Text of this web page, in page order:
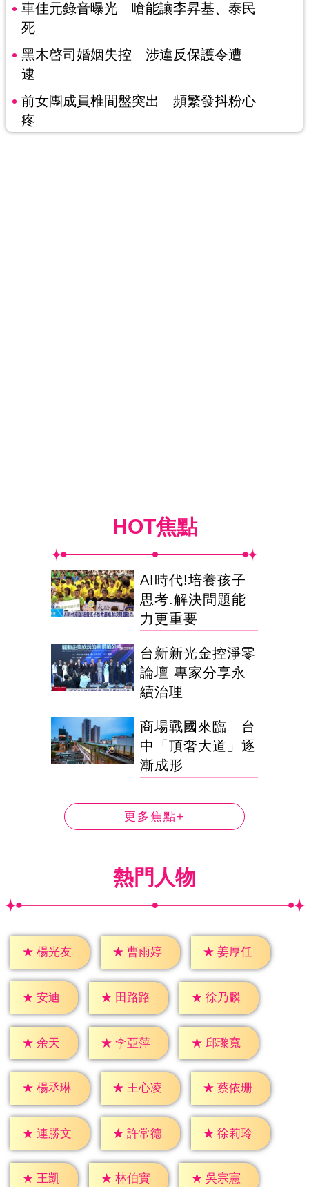
車佳元錄音曝光 嗆能讓李昇基、泰民
死
黑木啓司婚姻失控 涉違反保護令遭
逮
前女團成員椎間盤突出 頻繁發抖粉心
疼
HOT焦點
AI時代!培養孩子
思考.解決問題能
力更重要
台新新光金控淨零
論壇 專家分享永
續治理
商場戰國來臨 台
中「頂奢大道」逐
漸成形
更多焦點+
熱門人物
★ 楊光友 ★ 曹雨婷 ★ 姜厚任
★ 安迪 ★ 田路路 ★ 徐乃麟
★ 余天 ★ 李亞萍 ★ 邱瓈寬
★ 楊丞琳 ★ 王心凌 ★ 蔡依珊
★ 連勝文 ★ 許常德 ★ 徐莉玲
★ 王凱 ★ 林伯實 ★ 吳宗憲